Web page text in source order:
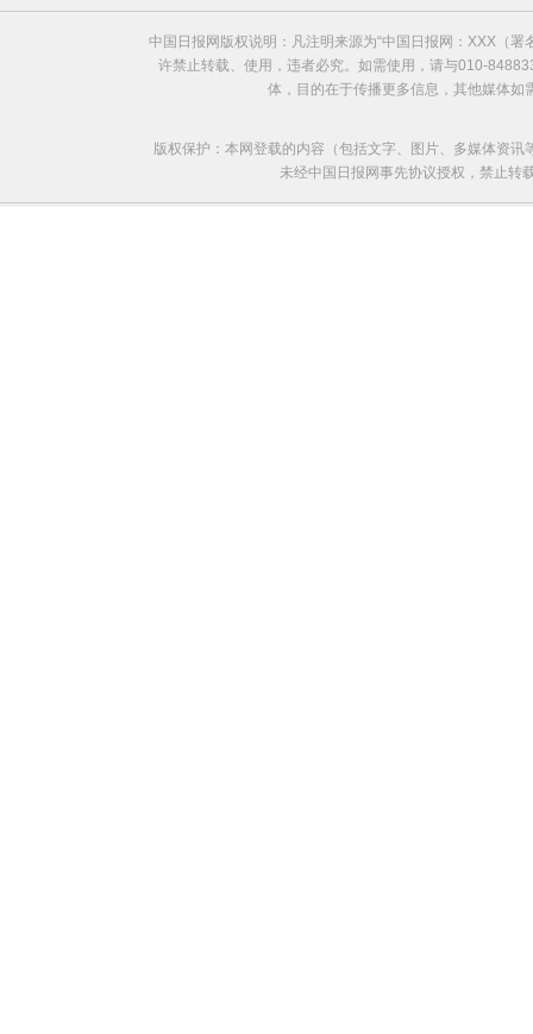
韩坠毁直升机遇难消防员遗体告别仪式举行 亲友悲痛
中国日报网版权说明：凡注明来源为“中国日报网：XXX（
许禁止转载、使用，违者必究。如需使用，请与010-
体，目的在于传播更多信息，其他媒体
版权保护：本网登载的内容（包括文字、图片、多媒体资
未经中国日报网事先协议授权，禁止转